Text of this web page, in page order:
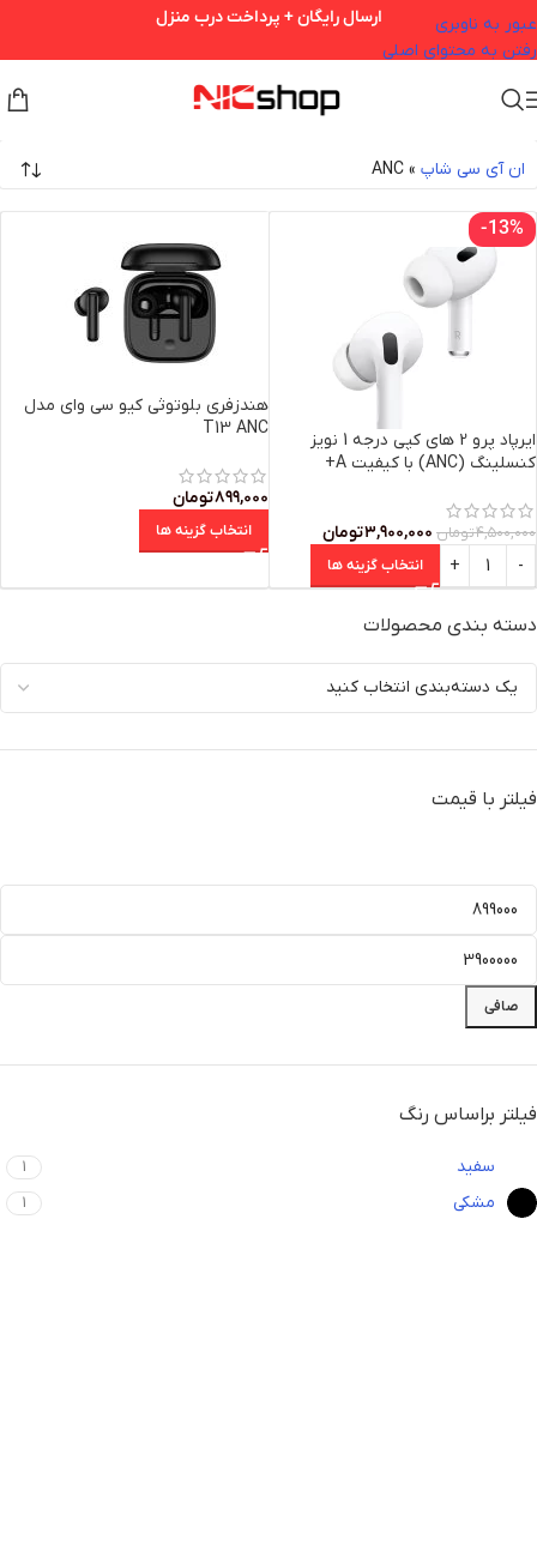
عبور به ناوبری
رفتن به محتوای اصلی
ارسال رایگان + پرداخت درب منزل
دسته‌ بندی محصولات
فیلتر با قیمت
صافی
فیلتر براساس رنگ
سفید 1
مشکی 1
ان آی سی شاپ »
ANC
-13%
ایرپاد پرو 2 های کپی درجه 1 نویز
کنسلینگ (ANC) با کیفیت A+
۴,۵۰۰,۰۰۰تومان ۳,۹۰۰,۰۰۰تومان
انتخاب گزینه ها
هندزفری بلوتوثی کیو سی وای مدل
T13 ANC
۸۹۹,۰۰۰تومان
انتخاب گزینه ها